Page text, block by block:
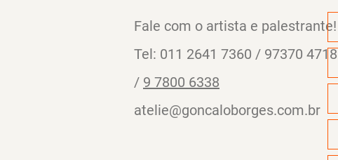
Fale com o artista e palestrante!
Tel: 011 2641 7360 / 97370 4718
/ 9 7800 6338
atelie@goncaloborges.com.br